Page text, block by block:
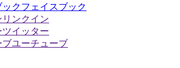
フェイスブック
リンクイン
ツイッター
ユーチューブ